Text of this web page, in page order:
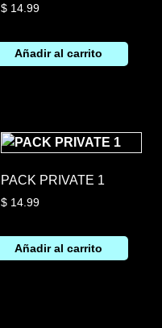
$14.99
Añadir al carrito
PACK PRIVATE 1
$14.99
Añadir al carrito